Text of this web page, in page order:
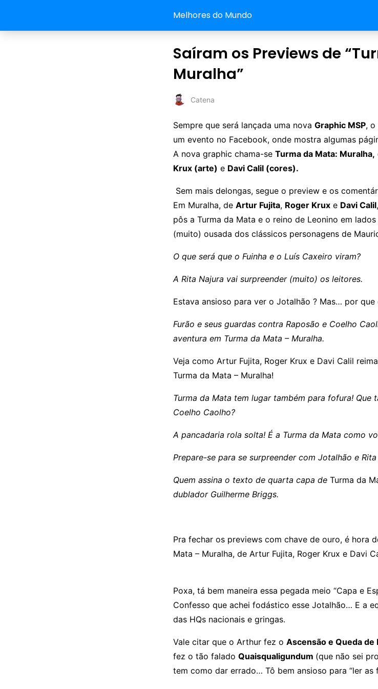
Melhores do Mundo
Saíram os Previews de
Muralha”
Catena
Sempre que será lançada uma nova Graphic MSP, o
um evento no Facebook, onde mostra algumas
A nova graphic chama-se Turma da Mata: Muralha,
Krux (arte) e Davi Calil (cores).
Sem mais delongas, segue o preview e os
Em Muralha, de Artur Fujita, Roger Krux e Davi Calil
pôs a Turma da Mata e o reino de Leonino em
(muito) ousada dos clássicos personagens de
O que será que o Fuinha e o Luís Caxeiro viram?
A Rita Najura vai surpreender (muito) os leitores.
Estava ansioso para ver o Jotalhão ? Mas… por que
Furão e seus guardas contra Raposão e Coelho
aventura em Turma da Mata – Muralha.
Veja como Artur Fujita, Roger Krux e Davi Calil
Turma da Mata – Muralha!
Turma da Mata tem lugar também para fofura! Que
Coelho Caolho?
A pancadaria rola solta! É a Turma da Mata como
Prepare-se para se surpreender com Jotalhão e Rita
Quem assina o texto de quarta capa de Turma da
dublador Guilherme Briggs.
Pra fechar os previews com chave de ouro, é hora
Mata – Muralha, de Artur Fujita, Roger Krux e Davi
Poxa, tá bem maneira essa pegada meio “Capa e
Confesso que achei fodástico esse Jotalhão… E a
das HQs nacionais e gringas.
Vale citar que o Arthur fez o Ascensão e Queda de
fez o tão falado Quaisqualigundum (que não sei
tem como dar errado… Tô bem ansioso para “ler as